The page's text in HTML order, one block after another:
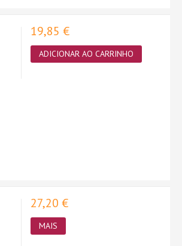
19,85 €
ADICIONAR AO CARRINHO
27,20 €
MAIS